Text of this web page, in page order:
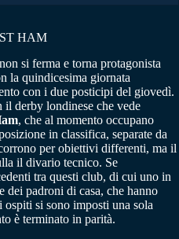
HAM
non si ferma e torna protagonista
la quindicesima giornata
con i due posticipi del giovedì.
il derby londinese che vede
, che al momento occupano
in classifica, separate da
per obiettivi differenti, ma il
il divario tecnico. Se
tra questi club, di cui uno in
padroni di casa, che hanno
si sono imposti una sola
è terminato in parità.